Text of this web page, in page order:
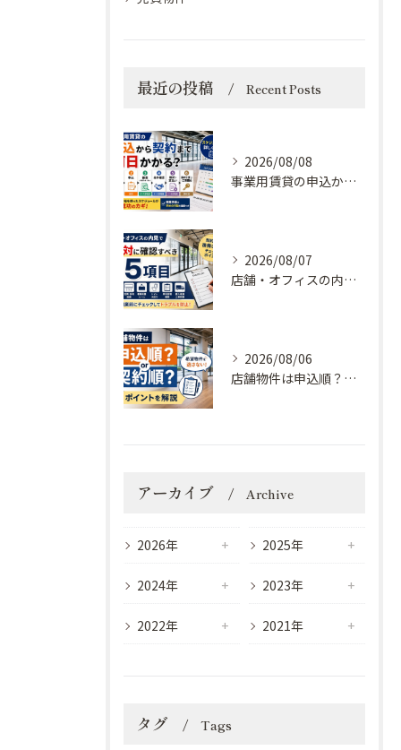
最近の投稿 Recent Posts
2026/08/08
事業用賃貸の申込から契約まで何日かかる？スケジュールを詳しく解説
2026/08/07
店舗・オフィスの内見で絶対に確認すべき15項目｜契約後に後悔しないチェックポイント
2026/08/06
店舗物件は申込順？契約順？希望物件を逃さないためのポイントを解説
アーカイブ Archive
2026年 2025年
2024年 2023年
2022年 2021年
タグ Tags